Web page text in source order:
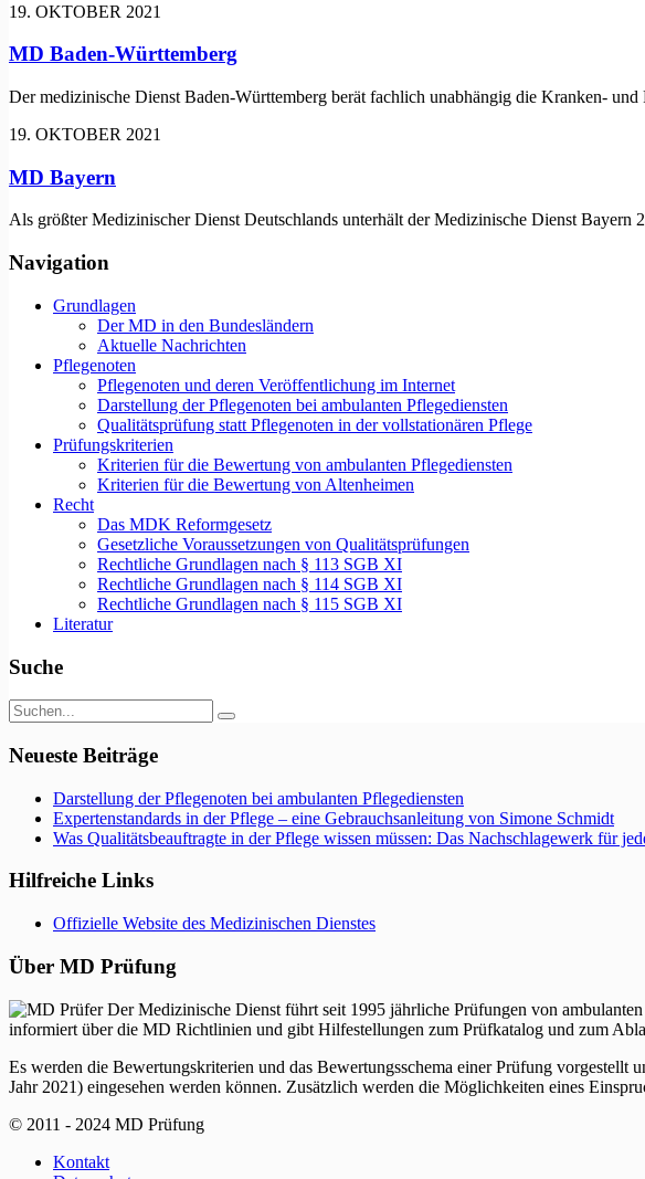
19. OKTOBER 2021
MD Baden-Württemberg
Der medizinische Dienst Baden-Württemberg berät fachlich unabhängig die Kranken-
19. OKTOBER 2021
MD Bayern
Als größter Medizinischer Dienst Deutschlands unterhält der Medizinische Dienst Bayern
Navigation
Grundlagen
Der MD in den Bundesländern
Aktuelle Nachrichten
Pflegenoten
Pflegenoten und deren Veröffentlichung im Internet
Darstellung der Pflegenoten bei ambulanten Pflegediensten
Qualitätsprüfung statt Pflegenoten in der vollstationären Pflege
Prüfungskriterien
Kriterien für die Bewertung von ambulanten Pflegediensten
Kriterien für die Bewertung von Altenheimen
Recht
Das MDK Reformgesetz
Gesetzliche Voraussetzungen von Qualitätsprüfungen
Rechtliche Grundlagen nach § 113 SGB XI
Rechtliche Grundlagen nach § 114 SGB XI
Rechtliche Grundlagen nach § 115 SGB XI
Literatur
Suche
Neueste Beiträge
Darstellung der Pflegenoten bei ambulanten Pflegediensten
Expertenstandards in der Pflege – eine Gebrauchsanleitung von Simone Schmidt
Was Qualitätsbeauftragte in der Pflege wissen müssen: Das Nachschlagewerk für
Hilfreiche Links
Offizielle Website des Medizinischen Dienstes
Über MD Prüfung
Der Medizinische Dienst führt seit 1995 jährliche Prüfungen von
informiert über die MD Richtlinien und gibt Hilfestellungen zum Prüfkatalog und zum
Es werden die Bewertungskriterien und das Bewertungsschema einer Prüfung
Jahr 2021) eingesehen werden können. Zusätzlich werden die Möglichkeiten eines
© 2011 - 2024 MD Prüfung
Kontakt